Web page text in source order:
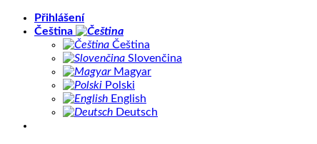
PřeskočitPřihlášení
Čeština
Čeština
Slovenčina
Magyar
Polski
English
Deutsch